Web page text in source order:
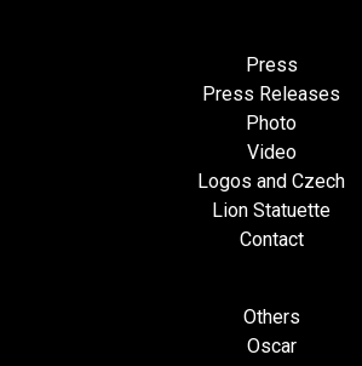
Press
Press Releases
Photo
Video
Logos and Czech
Lion Statuette
Contact
Others
Oscar